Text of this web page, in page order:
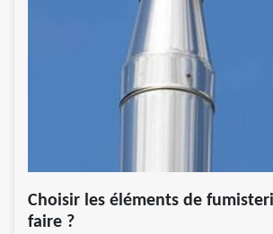
Choisir les éléments de
faire ?